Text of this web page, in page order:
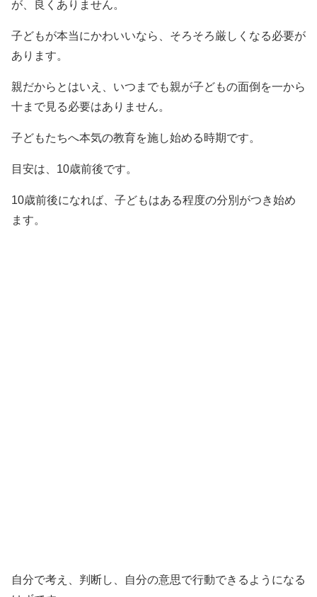
が、良くありません。
子どもが本当にかわいいなら、そろそろ厳しくなる必要が
あります。
親だからとはいえ、いつまでも親が子どもの面倒を一から
十まで見る必要はありません。
子どもたちへ本気の教育を施し始める時期です。
目安は、10歳前後です。
10歳前後になれば、子どもはある程度の分別がつき始め
ます。
自分で考え、判断し、自分の意思で行動できるようになる